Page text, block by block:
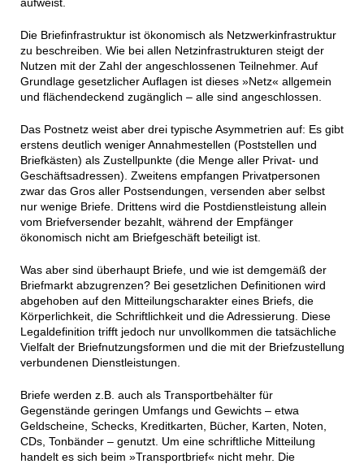
Die Briefinfrastruktur ist ökonomisch als Netzwerkinfrastruktur
zu beschreiben. Wie bei allen Netzinfrastrukturen steigt der
Nutzen mit der Zahl der angeschlossenen Teilnehmer. Auf
Grundlage gesetzlicher Auflagen ist dieses »Netz« allgemein
und flächendeckend zugänglich – alle sind angeschlossen.
Das Postnetz weist aber drei typische Asymmetrien auf: Es gibt
erstens deutlich weniger Annahmestellen (Poststellen und
Briefkästen) als Zustellpunkte (die Menge aller Privat- und
Geschäftsadressen). Zweitens empfangen Privatpersonen
zwar das Gros aller Postsendungen, versenden aber selbst
nur wenige Briefe. Drittens wird die Postdienstleistung allein
vom Briefversender bezahlt, während der Empfänger
ökonomisch nicht am Briefgeschäft beteiligt ist.
Was aber sind überhaupt Briefe, und wie ist demgemäß der
Briefmarkt abzugrenzen? Bei gesetzlichen Definitionen wird
abgehoben auf den Mitteilungscharakter eines Briefs, die
Körperlichkeit, die Schriftlichkeit und die Adressierung. Diese
Legaldefinition trifft jedoch nur unvollkommen die tatsächliche
Vielfalt der Briefnutzungsformen und die mit der Briefzustellung
verbundenen Dienstleistungen.
Briefe werden z.B. auch als Transportbehälter für
Gegenstände geringen Umfangs und Gewichts – etwa
Geldscheine, Schecks, Kreditkarten, Bücher, Karten, Noten,
CDs, Tonbänder – genutzt. Um eine schriftliche Mitteilung
handelt es sich beim »Transportbrief« nicht mehr. Die